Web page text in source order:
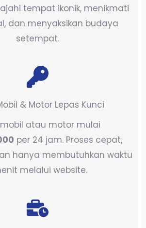
tempat ikonik, menikmati
dan menyaksikan budaya
setempat.
& Motor Lepas Kunci
atau motor mulai
per 24 jam. Proses cepat,
hanya membutuhkan waktu
melalui website.